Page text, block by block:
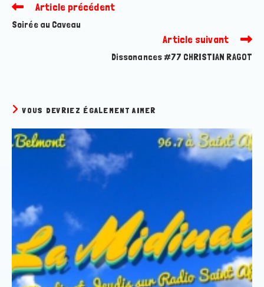
Read
articles
Article précédent
Soirée au Caveau
Article suivant
Dissonances #77 CHRISTIAN RAGOT
VOUS DEVRIEZ ÉGALEMENT AIMER